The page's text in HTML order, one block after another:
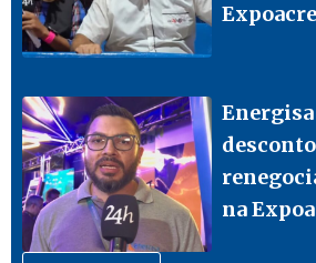
Expoacre
na